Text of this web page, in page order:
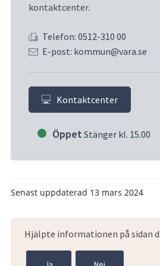
kontaktcenter.
Telefon: 0512-310 00
E-post: kommun@vara.se
Kontaktcenter
Öppet Stänger kl. 15.00
Senast uppdaterad 13 mars 2024
Hjälpte informationen på sidan